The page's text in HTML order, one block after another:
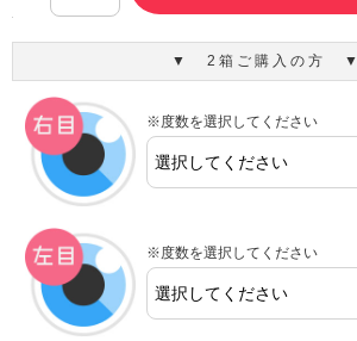
▼ 2箱ご購入の方 ▼
※度数を選択してください
※度数を選択してください